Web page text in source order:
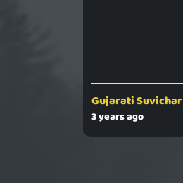
Gujarati Suvichar
3 years ago